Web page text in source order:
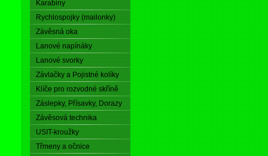
Karabiny
Rychlospojky (mailonky)
Závěsná oka
Lanové napínáky
Lanové svorky
Závlačky a Pojistné kolíky
Klíče pro rozvodné skříně
Záslepky, Přísavky, Dorazy
Závěsová technika
USIT-kroužky
Třmeny a očnice